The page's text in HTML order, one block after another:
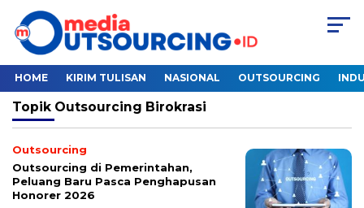
HOME KIRIM TULISAN NASIONAL OUTSOURCING
Topik Outsourcing Birokrasi
Outsourcing
Outsourcing di Pemerintahan,
Peluang Baru Pasca Penghapusan
Honorer 2026